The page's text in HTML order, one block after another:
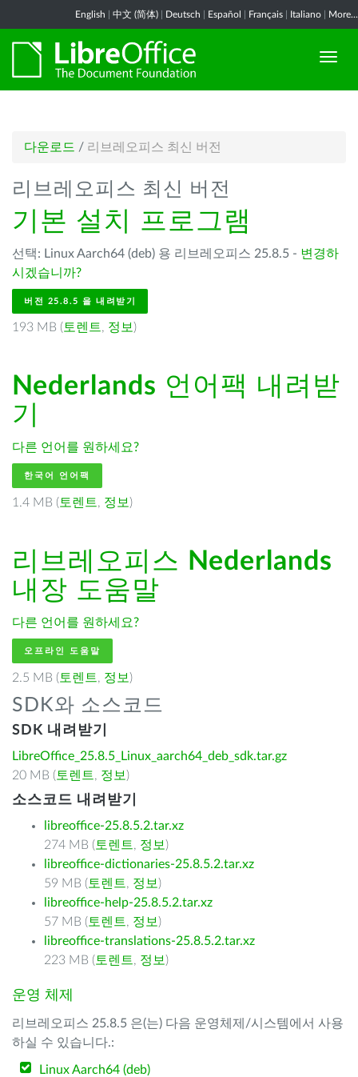
English 中文 (简体) Deutsch Español Français Italiano More...
다운로드 / 리브레오피스 최신 버전
리브레오피스 최신 버전
기본 설치 프로그램
선택: Linux Aarch64 (deb) 용 리브레오피스 25.8.5 - 변경하
시겠습니까?
버전 25.8.5 을 내려받기
193 MB ( 토렌트, 정보 )
Nederlands 언어팩 내려받
기
다른 언어를 원하세요?
한국어 언어팩
1.4 MB ( 토렌트, 정보 )
리브레오피스 Nederlands
내장 도움말
다른 언어를 원하세요?
오프라인 도움말
2.5 MB ( 토렌트, 정보 )
SDK와 소스코드
SDK 내려받기
LibreOffice_25.8.5_Linux_aarch64_deb_sdk.tar.gz
20 MB ( 토렌트, 정보 )
소스코드 내려받기
libreoffice-25.8.5.2.tar.xz
274 MB ( 토렌트, 정보 )
libreoffice-dictionaries-25.8.5.2.tar.xz
59 MB ( 토렌트, 정보 )
libreoffice-help-25.8.5.2.tar.xz
57 MB ( 토렌트, 정보 )
libreoffice-translations-25.8.5.2.tar.xz
223 MB ( 토렌트, 정보 )
운영 체제
리브레오피스 25.8.5 은(는) 다음 운영체제/시스템에서 사용
하실 수 있습니다.:
Linux Aarch64 (deb)